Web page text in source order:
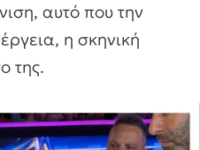
αυτό που την
η σκηνική
της.